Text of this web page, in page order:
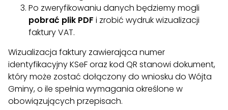
Po zweryfikowaniu danych będziemy mogli
pobrać plik PDF i zrobić wydruk wizualizacji
faktury VAT.
Wizualizacja faktury zawierająca numer
identyfikacyjny KSeF oraz kod QR stanowi dokument,
który może zostać dołączony do wniosku do Wójta
Gminy, o ile spełnia wymagania określone w
obowiązujących przepisach.